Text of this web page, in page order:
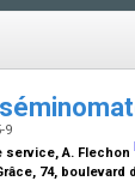
9
service, A. Flechon
74, boulevard